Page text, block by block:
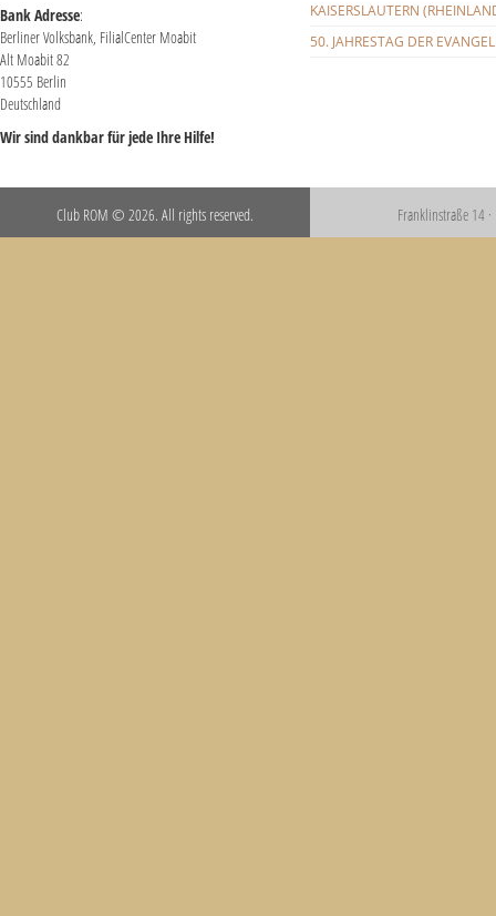
Bank Adresse:
Berliner Volksbank, FilialCenter Moabit
Alt Moabit 82
10555 Berlin
Deutschland
Wir sind dankbar für jede Ihre Hilfe!
KAISERSLAUTERN
50. JAHRESTAG DER
Club ROM © 2026. All rights reserved. Franklinstraße 14